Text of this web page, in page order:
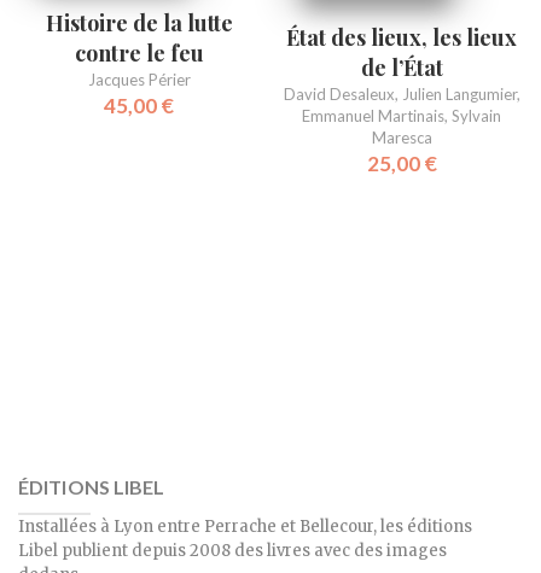
Histoire de la lutte
contre le feu
Jacques Périer
45,00€
État des lieux, les lieux
de l’État
David Desaleux, Julien Langumier,
Emmanuel Martinais,Sylvain
Maresca
25,00€
ÉDITIONS LIBEL
Installées à Lyon entre Perrache et Bellecour, les éditions
Libel publient depuis 2008 des livres avec des images